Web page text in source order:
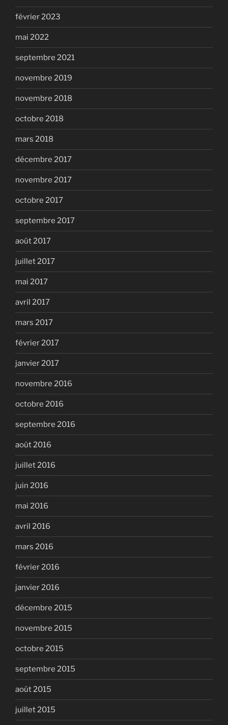
février 2023
mai 2022
septembre 2021
novembre 2019
novembre 2018
octobre 2018
mars 2018
décembre 2017
novembre 2017
octobre 2017
septembre 2017
août 2017
juillet 2017
mai 2017
avril 2017
mars 2017
février 2017
janvier 2017
novembre 2016
octobre 2016
septembre 2016
août 2016
juillet 2016
juin 2016
mai 2016
avril 2016
mars 2016
février 2016
janvier 2016
décembre 2015
novembre 2015
octobre 2015
septembre 2015
août 2015
juillet 2015